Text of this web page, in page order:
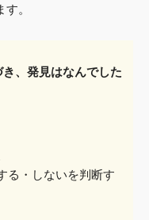
。
、発見はなんでした
る・しないを判断す